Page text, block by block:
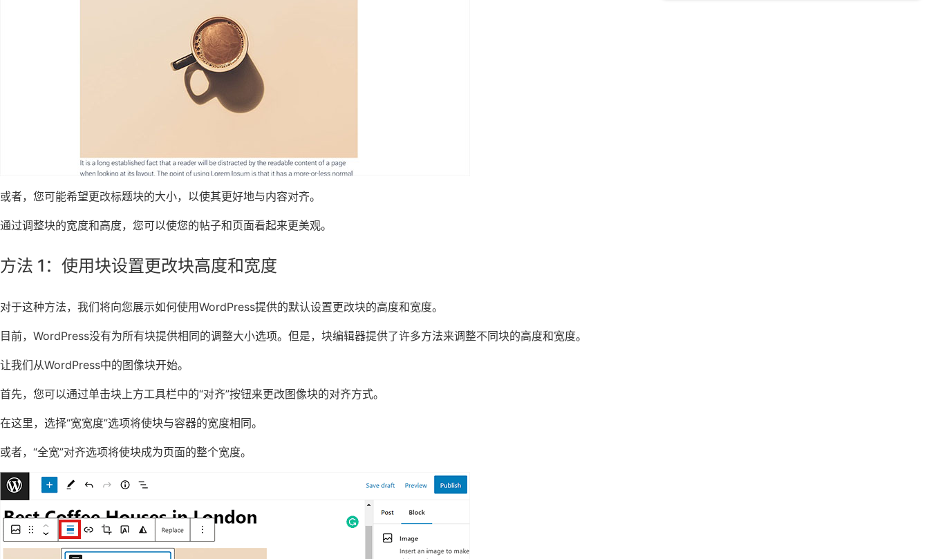
或者，您可能希望更改标题块的大小，以使其更好地与内容对齐。
通过调整块的宽度和高度，您可以使您的帖子和页面看起来更美观。
方法 1：使用块设置更改块高度和宽度
对于这种方法，我们将向您展示如何使用WordPress提供的默认设置更改块的高度和宽度。
目前，WordPress没有为所有块提供相同的调整大小选项。但是，块编辑器提供了许多方法来调整不同块的高度和宽度。
让我们从WordPress中的图像块开始。
首先，您可以通过单击块上方工具栏中的“对齐”按钮来更改图像块的对齐方式。
在这里，选择“宽宽度”选项将使块与容器的宽度相同。
或者，“全宽”对齐选项将使块成为页面的整个宽度。